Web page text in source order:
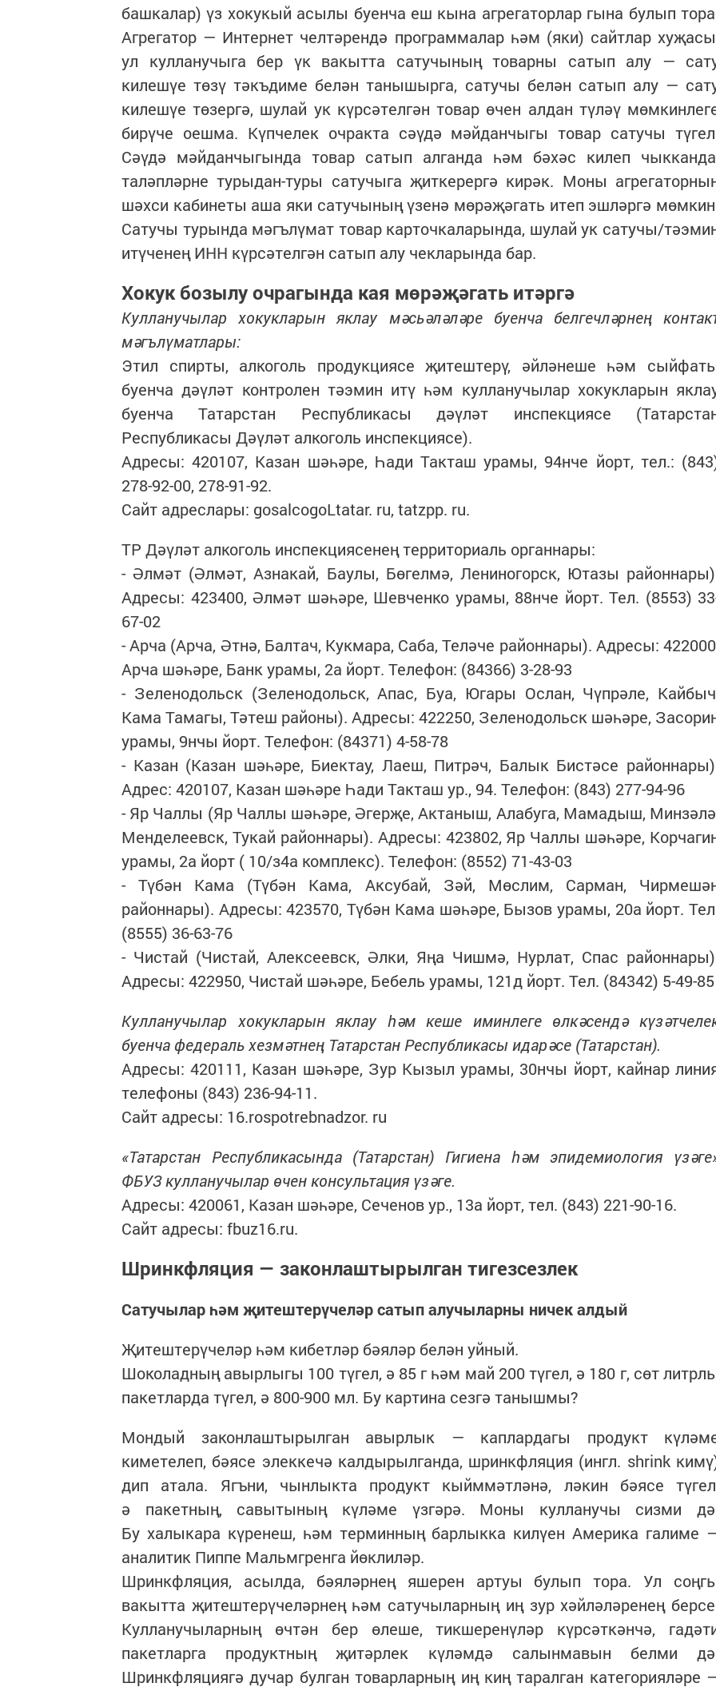
башкалар) үз хокукый асылы буенча еш кына агрегаторлар гына булып
Агрегатор — Интернет челтәрендә программалар һәм (яки) сайтлар
ул кулланучыга бер үк вакытта сатучының товарны сатып алу —
килешүе төзү тәкъдиме белән танышырга, сатучы белән сатып алу —
килешүе төзергә, шулай ук күрсәтелгән товар өчен алдан түләү
бирүче оешма. Күпчелек очракта сәүдә мәйданчыгы товар сатучы
Сәүдә мәйданчыгында товар сатып алганда һәм бәхәс килеп
таләпләрне турыдан-туры сатучыга җиткерергә кирәк. Моны
шәхси кабинеты аша яки сатучының үзенә мөрәҗәгать итеп эшләргә
Сатучы турында мәгълүмат товар карточкаларында, шулай ук сатучы/
итүченең ИНН күрсәтелгән сатып алу чекларында бар.
Хокук бозылу очрагында кая мөрәҗәгать итәргә
Кулланучылар хокукларын яклау мәсьәләләре буенча белгечләрнең
мәгълүматлары:
Этил спирты, алкоголь продукциясе җитештерү, әйләнеше һәм
буенча дәүләт контролен тәэмин итү һәм кулланучылар хокукларын
буенча Татарстан Республикасы дәүләт инспекциясе
Республикасы Дәүләт алкоголь инспекциясе).
Адресы: 420107, Казан шәһәре, Һади Такташ урамы, 94нче йорт, тел.:
278-92-00, 278-91-92.
Сайт адреслары: gosalcogoLtatar. ru, tatzpp. ru.
ТР Дәүләт алкоголь инспекциясенең территориаль органнары:
- Әлмәт (Әлмәт, Азнакай, Баулы, Бөгелмә, Лениногорск, Ютазы
Адресы: 423400, Әлмәт шәһәре, Шевченко урамы, 88нче йорт. Тел. (8553)
67-02
- Арча (Арча, Әтнә, Балтач, Кукмара, Саба, Теләче районнары). Адресы:
Арча шәһәре, Банк урамы, 2а йорт. Телефон: (84366) 3-28-93
- Зеленодольск (Зеленодольск, Апас, Буа, Югары Ослан, Чүпрәле,
Кама Тамагы, Тәтеш районы). Адресы: 422250, Зеленодольск шәһәре,
урамы, 9нчы йорт. Телефон: (84371) 4-58-78
- Казан (Казан шәһәре, Биектау, Лаеш, Питрәч, Балык Бистәсе
Адрес: 420107, Казан шәһәре Һади Такташ ур., 94. Телефон: (843) 277-94-96
- Яр Чаллы (Яр Чаллы шәһәре, Әгерҗе, Актаныш, Алабуга, Мамадыш,
Менделеевск, Тукай районнары). Адресы: 423802, Яр Чаллы шәһәре,
урамы, 2а йорт ( 10/з4а комплекс). Телефон: (8552) 71-43-03
- Түбән Кама (Түбән Кама, Аксубай, Зәй, Мөслим, Сарман,
районнары). Адресы: 423570, Түбән Кама шәһәре, Бызов урамы, 20а йорт.
(8555) 36-63-76
- Чистай (Чистай, Алексеевск, Әлки, Яңа Чишмә, Нурлат, Спас
Адресы: 422950, Чистай шәһәре, Бебель урамы, 121д йорт. Тел. (84342) 5-49-85
Кулланучылар хокукларын яклау һәм кеше иминлеге өлкәсендә
буенча федераль хезмәтнең Татарстан Республикасы идарәсе (Татарстан).
Адресы: 420111, Казан шәһәре, Зур Кызыл урамы, 30нчы йорт, кайнар
телефоны (843) 236-94-11.
Сайт адресы: 16.rospotrebnadzor. ru
«Татарстан Республикасында (Татарстан) Гигиена һәм эпидемиология
ФБУЗ кулланучылар өчен консультация үзәге.
Адресы: 420061, Казан шәһәре, Сеченов ур., 13а йорт, тел. (843) 221-90-16.
Сайт адресы: fbuz16.ru.
Шринкфляция — законлаштырылган тигезсезлек
Сатучылар һәм җитештерүчеләр сатып алучыларны ничек алдый
Җитештерүчеләр һәм кибетләр бәяләр белән уйный.
Шоколадның авырлыгы 100 түгел, ә 85 г һәм май 200 түгел, ә 180 г, сөт
пакетларда түгел, ә 800-900 мл. Бу картина сезгә танышмы?
Мондый законлаштырылган авырлык — каплардагы продукт
киметелеп, бәясе элеккечә калдырылганда, шринкфляция (ингл. shrink
дип атала. Ягъни, чынлыкта продукт кыйммәтләнә, ләкин бәясе
ә пакетның, савытының күләме үзгәрә. Моны кулланучы сизми
Бу халыкара күренеш, һәм терминның барлыкка килүен Америка галиме
аналитик Пиппе Мальмгренга йөклиләр.
Шринкфляция, асылда, бәяләрнең яшерен артуы булып тора. Ул
вакытта җитештерүчеләрнең һәм сатучыларның иң зур хәйләләренең
Кулланучыларның өчтән бер өлеше, тикшеренүләр күрсәткәнчә,
пакетларга продуктның җитәрлек күләмдә салынмавын белми
Шринкфляциягә дучар булган товарларның иң киң таралган категорияләре